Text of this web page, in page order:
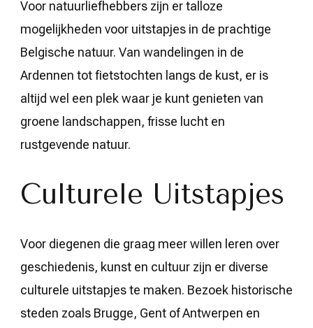
Voor natuurliefhebbers zijn er talloze
mogelijkheden voor uitstapjes in de prachtige
Belgische natuur. Van wandelingen in de
Ardennen tot fietstochten langs de kust, er is
altijd wel een plek waar je kunt genieten van
groene landschappen, frisse lucht en
rustgevende natuur.
Culturele Uitstapjes
Voor diegenen die graag meer willen leren over
geschiedenis, kunst en cultuur zijn er diverse
culturele uitstapjes te maken. Bezoek historische
steden zoals Brugge, Gent of Antwerpen en